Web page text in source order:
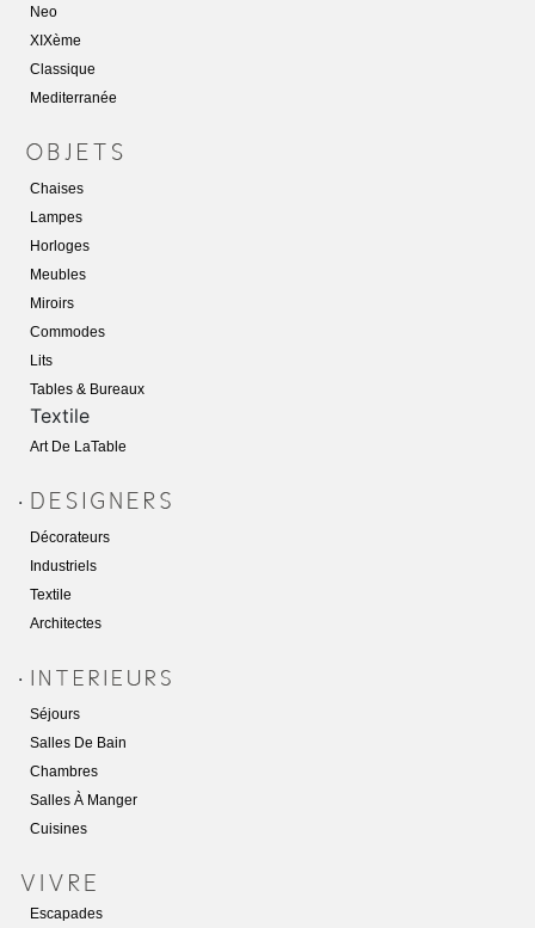
Neo
XIXème
Classique
Mediterranée
Chaises
Lampes
Horloges
Meubles
Miroirs
Commodes
Lits
Tables & Bureaux
Textile
Art De LaTablE
.
Décorateurs
Industriels
Textile
Architectes
.
Séjours
Salles De Bain
Chambres
Salles À Manger
Cuisines
Escapades